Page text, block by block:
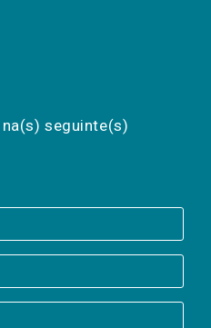
seguinte(s)